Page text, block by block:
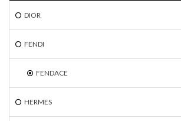
DIOR
FENDI
FENDACE
HERMES